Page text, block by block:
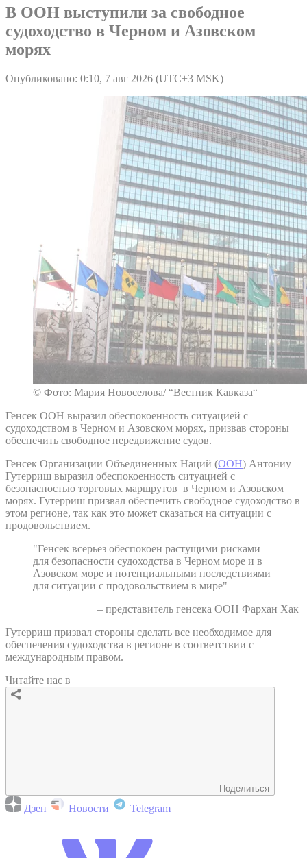
В ООН выступили за свободное
судоходство в Черном и Азовском
морях
Опубликовано: 0:10, 7 авг 2026 (UTC+3 MSK)
© Фото: Мария Новоселова/ “Вестник Кавказа“
Генсек ООН выразил обеспокоенность ситуацией с
судоходством в Черном и Азовском морях, призвав стороны
обеспечить свободное передвижение судов.
Генсек Организации Объединенных Наций (ООН) Антониу
Гутерриш выразил обеспокоенность ситуацией с
безопасностью торговых маршрутов в Черном и Азовском
морях. Гутерриш призвал обеспечить свободное судоходство в
этом регионе, так как это может сказаться на ситуации с
продовольствием.
"Генсек всерьез обеспокоен растущими рисками
для безопасности судоходства в Черном море и в
Азовском море и потенциальными последствиями
для ситуации с продовольствием в мире"
– представитель генсека ООН Фархан Хак
Гутерриш призвал стороны сделать все необходимое для
обеспечения судоходства в регионе в соответствии с
международным правом.
Читайте нас в
Поделиться
Дзен Новости Telegram